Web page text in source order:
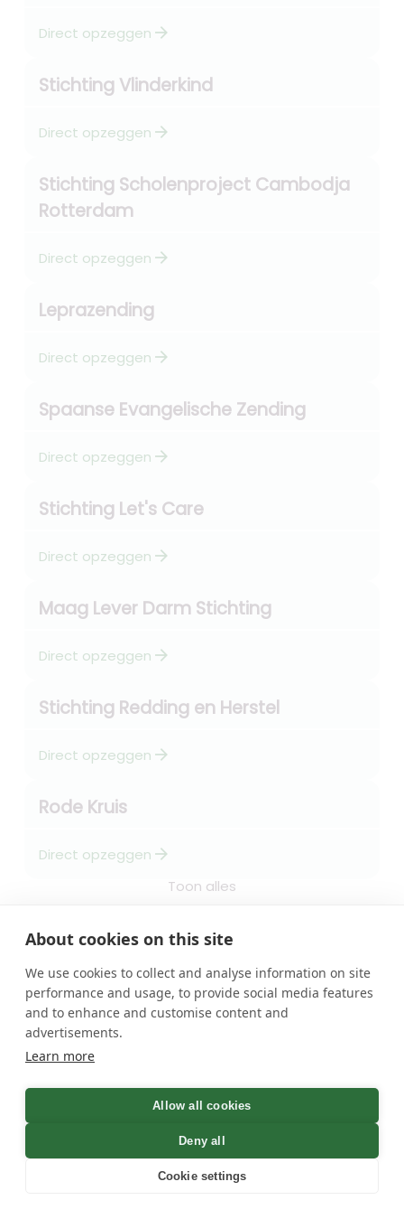
About cookies on this site
We use cookies to collect and analyse information on site
performance and usage, to provide social media features
and to enhance and customise content and
advertisements.
Learn more
Allow all cookies
Deny all
Cookie settings
Direct opzeggen arrow_forward
Stichting Vlinderkind
Direct opzeggen arrow_forward
Stichting Scholenproject Cambodja
Rotterdam
Direct opzeggen arrow_forward
Leprazending
Direct opzeggen arrow_forward
Spaanse Evangelische Zending
Direct opzeggen arrow_forward
Stichting Let's Care
Direct opzeggen arrow_forward
Maag Lever Darm Stichting
Direct opzeggen arrow_forward
Stichting Redding en Herstel
Direct opzeggen arrow_forward
Rode Kruis
Direct opzeggen arrow_forward
Toon alles
VERAforum close
Maak kennis met onze
Categorieën
Loterij
Goede doelen
Verzekering
Krant & tijdschrift
Opzeggen.nl
Kennisbank